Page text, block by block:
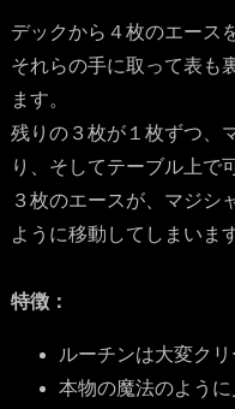
デックから４枚のエース
それらの手に取って表も
ます。
残りの３枚が１枚ずつ、
り、そしてテーブル上で
３枚のエースが、マジシ
ように移動してしまいま
特徴：
ルーチンは大変ク
本物の魔法のように